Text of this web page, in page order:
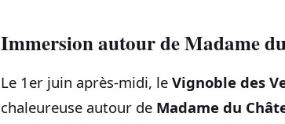
Immersion autour de Madame
Le 1er juin après-midi, le Vignoble des
chaleureuse autour de Madame du